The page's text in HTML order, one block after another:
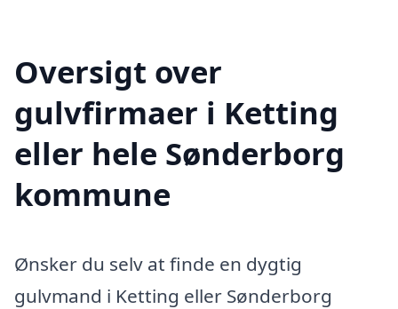
Oversigt over
gulvfirmaer i Ketting
eller hele Sønderborg
kommune
Ønsker du selv at finde en dygtig
gulvmand i Ketting eller Sønderborg